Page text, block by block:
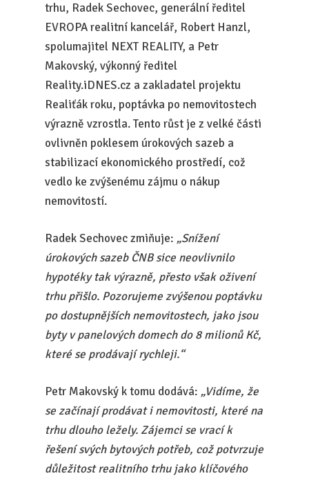
trhu, Radek Sechovec, generální ředitel
EVROPA realitní kancelář, Robert Hanzl,
spolumajitel NEXT REALITY, a Petr
Makovský, výkonný ředitel
Reality.iDNES.cz a zakladatel projektu
Realiťák roku, poptávka po nemovitostech
výrazně vzrostla. Tento růst je z velké části
ovlivněn poklesem úrokových sazeb a
stabilizací ekonomického prostředí, což
vedlo ke zvýšenému zájmu o nákup
nemovitostí.
Radek Sechovec zmiňuje: „Snížení
úrokových sazeb ČNB sice neovlivnilo
hypotéky tak výrazně, přesto však oživení
trhu přišlo. Pozorujeme zvýšenou poptávku
po dostupnějších nemovitostech, jako jsou
byty v panelových domech do 8 milionů Kč,
které se prodávají rychleji.“
Petr Makovský k tomu dodává: „Vidíme, že
se začínají prodávat i nemovitosti, které na
trhu dlouho ležely. Zájemci se vrací k
řešení svých bytových potřeb, což potvrzuje
důležitost realitního trhu jako klíčového